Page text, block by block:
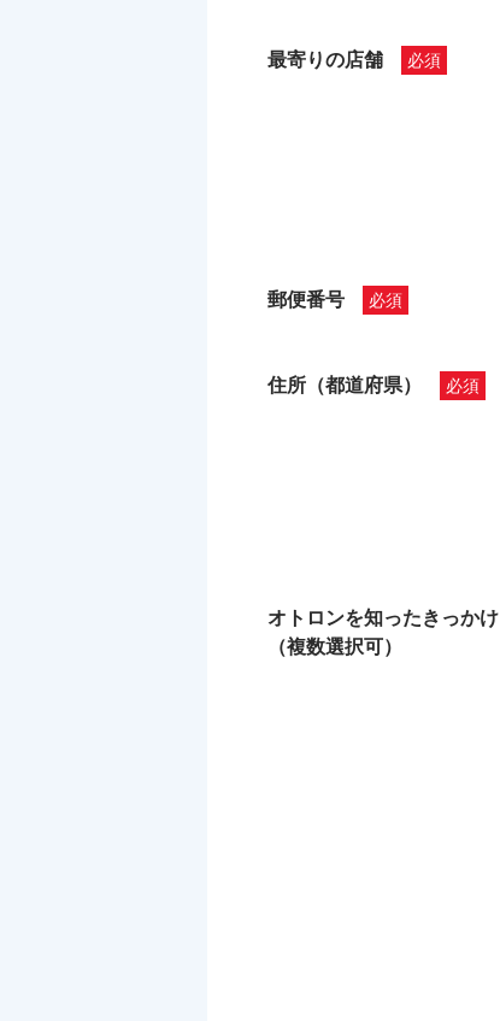
最寄りの店舗
郵便番号
住所（都道府県）
オトロンを知ったきっかけ
（複数選択可）